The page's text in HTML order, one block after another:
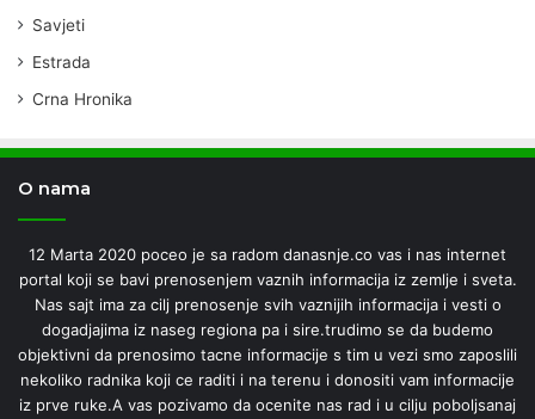
Savjeti
Estrada
Crna Hronika
O nama
12 Marta 2020 poceo je sa radom danasnje.co vas i nas internet
portal koji se bavi prenosenjem vaznih informacija iz zemlje i sveta.
Nas sajt ima za cilj prenosenje svih vaznijih informacija i vesti o
dogadjajima iz naseg regiona pa i sire.trudimo se da budemo
objektivni da prenosimo tacne informacije s tim u vezi smo zaposlili
nekoliko radnika koji ce raditi i na terenu i donositi vam informacije
iz prve ruke.A vas pozivamo da ocenite nas rad i u cilju poboljsanaj